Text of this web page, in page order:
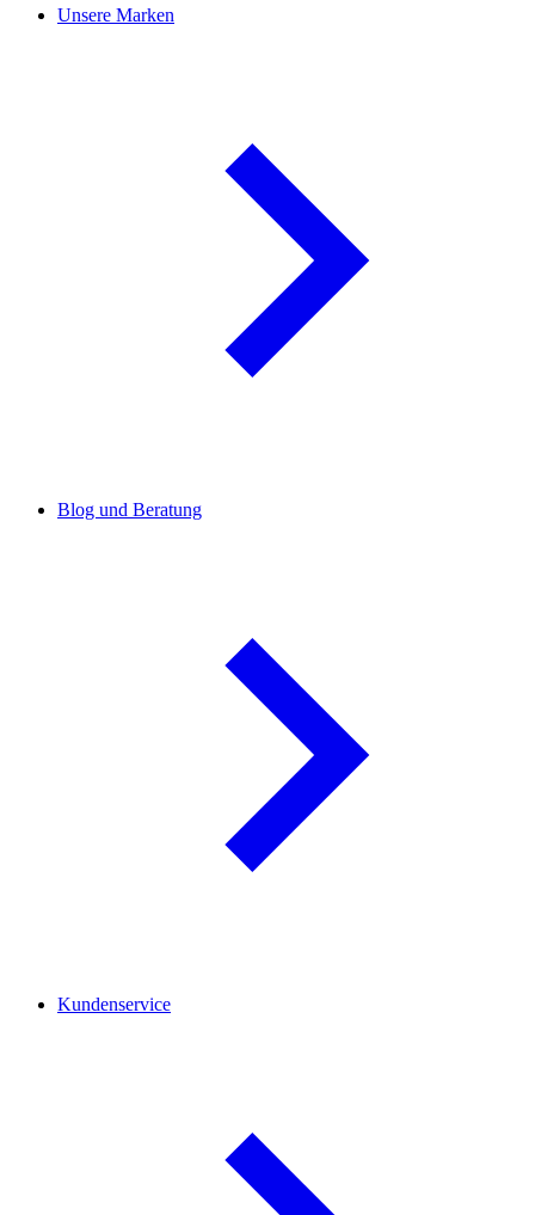
Unsere Marken
Blog und Beratung
Kundenservice